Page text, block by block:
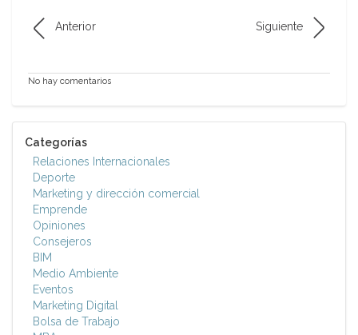
Anterior Siguiente
No hay comentarios
Categorías
Relaciones Internacionales
Deporte
Marketing y dirección comercial
Emprende
Opiniones
Consejeros
BIM
Medio Ambiente
Eventos
Marketing Digital
Bolsa de Trabajo